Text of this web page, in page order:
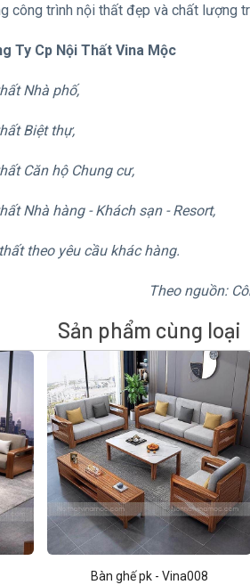
công trình nội thất đẹp và chất lượng
Ty Cp Nội Thất Vina Mộc
Nhà phố,
Biệt thự,
Căn hộ Chung cư,
Nhà hàng - Khách sạn - Resort,
theo yêu cầu khác hàng.
Theo nguồn:
Sản phẩm cùng loại
Bàn ghế pk - Vina008